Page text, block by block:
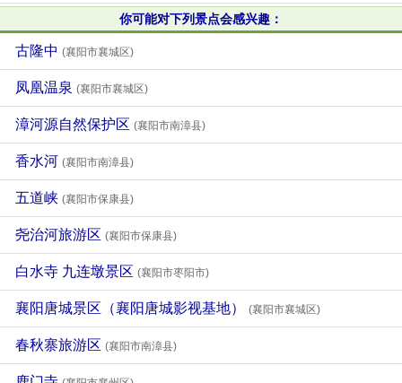
你可能对下列景点会感兴趣：
古隆中 (襄阳市襄城区)
凤凰温泉 (襄阳市襄城区)
漳河源自然保护区 (襄阳市南漳县)
香水河 (襄阳市南漳县)
五道峡 (襄阳市保康县)
尧治河旅游区 (襄阳市保康县)
白水寺 九连墩景区 (襄阳市枣阳市)
襄阳唐城景区（襄阳唐城影视基地） (襄阳市襄城区)
春秋寨旅游区 (襄阳市南漳县)